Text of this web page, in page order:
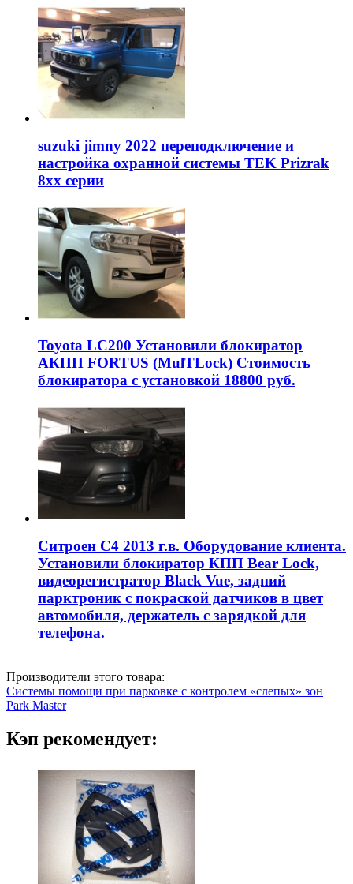
suzuki jimny 2022 переподключение и
настройка охранной системы TEK Prizrak
8xx серии
Toyota LC200 Установили блокиратор
АКПП FORTUS (MulTLock) Стоимость
блокиратора с установкой 18800 руб.
Ситроен С4 2013 г.в. Оборудование клиента.
Установили блокиратор КПП Bear Lock,
видеорегистратор Black Vue, задний
парктроник с покраской датчиков в цвет
автомобиля, держатель с зарядкой для
телефона.
Производители этого товара:
Системы помощи при парковке с контролем «слепых» зон
Park Master
Кэп рекомендует: